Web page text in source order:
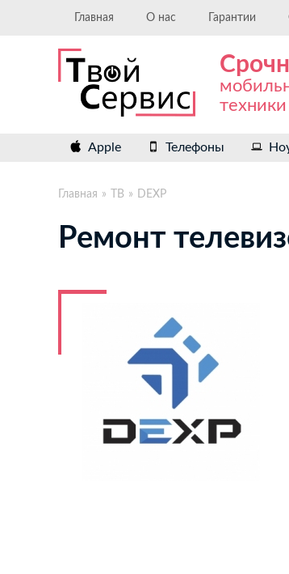
Главная О нас Гарантии
Apple Телефоны
Главная ТВ DEXP
Ремонт